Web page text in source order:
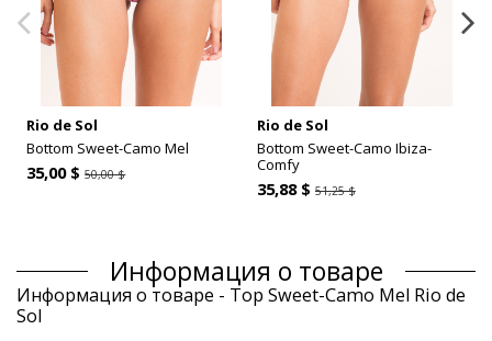
Rio de Sol
Bottom Sweet-Camo Mel
35,00 $50,00 $
Rio de Sol
Bottom Sweet-Camo Ibiza-
Comfy
35,88 $ 51,25 $
Информация о товаре
Информация о товаре - Top Sweet-Camo Mel Rio de
Sol